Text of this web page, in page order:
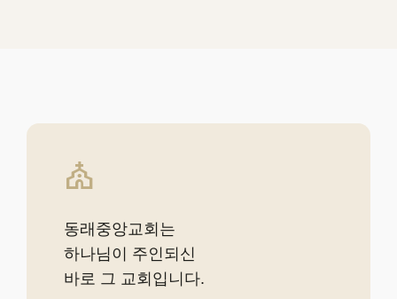
church
동래중앙교회는
하나님이 주인되신
바로 그 교회입니다.